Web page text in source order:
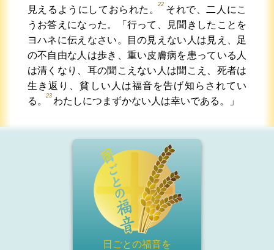
見えるようにしておられた。
22
それで、二人にこ
うお答えになった。「行って、見聞きしたことを
ヨハネに伝えなさい。目の見えない人は見え、足
の不自由な人は歩き、重い皮膚病を患っている人
は清くなり、耳の聞こえない人は聞こえ、死者は
生き返り、貧しい人は福音を告げ知らされてい
る。
23
わたしにつまずかない人は幸いである。」
日ごとの福音を